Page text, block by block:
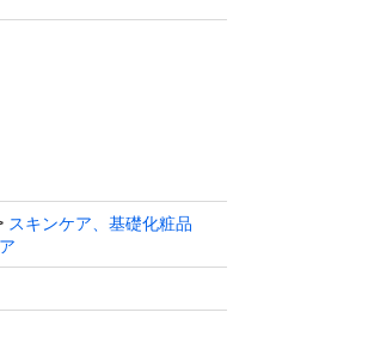
スキンケア、基礎化粧品